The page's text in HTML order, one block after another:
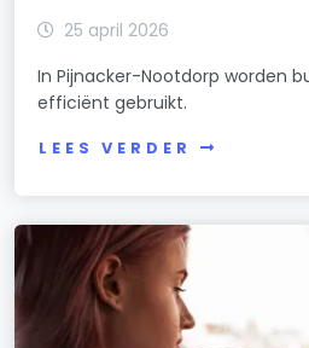
25 april 2026
In Pijnacker-Nootdorp worden
efficiënt gebruikt.
LEES VERDER